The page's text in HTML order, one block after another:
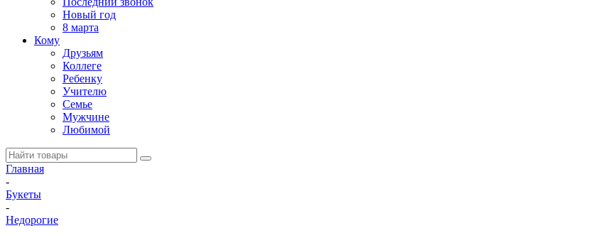
Новый год
8 марта
Кому
Друзьям
Коллеге
Ребенку
Учителю
Семье
Мужчине
Любимой
Главная
-
Букеты
-
Недорогие